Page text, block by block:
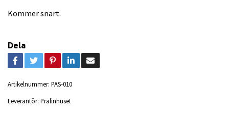
Kommer snart.
Dela
Artikelnummer: PAS-010
Leverantör: Pralinhuset